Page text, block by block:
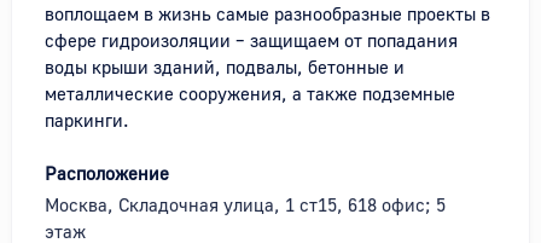
воплощаем в жизнь самые разнообразные проекты в
сфере гидроизоляции – защищаем от попадания
воды крыши зданий, подвалы, бетонные и
металлические сооружения, а также подземные
паркинги.
Расположение
Москва, Складочная улица, 1 ст15, 618 офис; 5
этаж